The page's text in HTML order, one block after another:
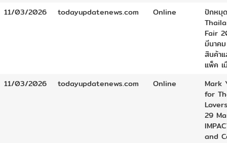
11/03/2026
todayupdatenews.com Online
ปักหมุ
Fair
มีนาค
สินค้า
แพ็ค เ
11/03/2026
todayupdatenews.com Online
Mark
for
29
and